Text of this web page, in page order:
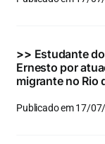
Eventos e
Buscar
para:
>> Estudante
Ernesto por
migrante no Rio
Publicado em 17/